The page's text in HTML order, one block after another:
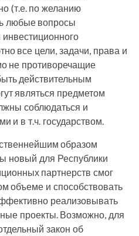
(т.е. по желанию
любые вопросы
все цели, задачи, права и
не противоречащие
действительным
являться предметом
соблюдаться и
и в т.ч. государством.
образом
новый для Республики
партнерств смог
объеме и способствовать
реализовывать
проекты. Возможно, для
закон об